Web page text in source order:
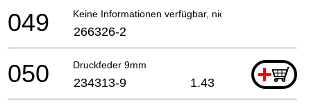
Keine Informationen verfügbar, nicht bestellbar
049 266326-2
Druckfeder 9mm +
050 234313-9 1.43